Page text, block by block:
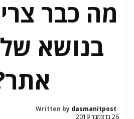
מה כבר
בנושא של
Written by dasmanitpost
26 בדצמבר 2019